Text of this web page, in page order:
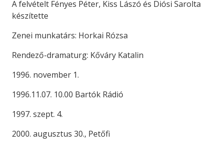
A felvételt Fényes Péter, Kiss Lászó és Diósi Sarolta
készítette
Zenei munkatárs: Horkai Rózsa
Rendező-dramaturg: Kőváry Katalin
1996. november 1.
1996.11.07. 10.00 Bartók Rádió
1997. szept. 4.
2000. augusztus 30., Petőfi